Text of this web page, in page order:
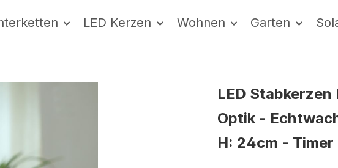
LED Kerzen Wohnen Garten
LED
Optik -
H: 24cm -